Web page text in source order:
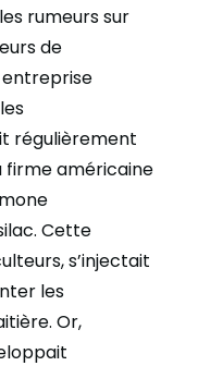
rumeurs sur
de
entreprise
régulièrement
firme américaine
Cette
s’injectait
les
Or,